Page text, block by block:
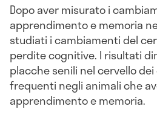
Dopo aver misurato i
apprendimento e memoria
studiati i cambiamenti del
perdite cognitive. I risultati
placche senili nel cervello
frequenti negli animali che
apprendimento e memoria.